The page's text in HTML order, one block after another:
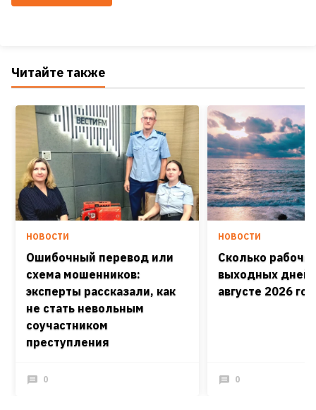
Читайте также
НОВОСТИ
Ошибочный перевод или
схема мошенников:
эксперты рассказали, как
не стать невольным
соучастником
преступления
0
НОВОСТИ
Сколько
выходных дней
августе 2026
0